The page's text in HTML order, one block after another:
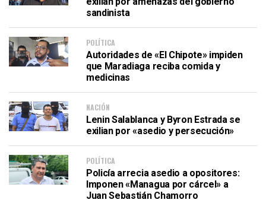
sandinista
POLÍTICA
Autoridades de «El Chipote» impiden
que Maradiaga reciba comida y
medicinas
NACIÓN
Lenin Salablanca y Byron Estrada se
exilian por «asedio y persecución»
POLÍTICA
Policía arrecia asedio a opositores:
Imponen «Managua por cárcel» a
Juan Sebastián Chamorro